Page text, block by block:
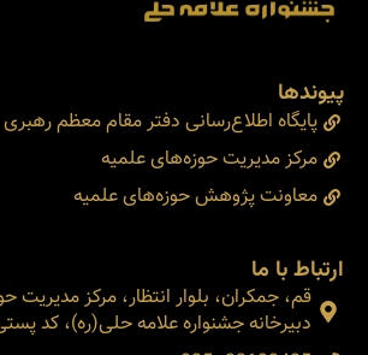
پیوندها
پایگاه اطلاع‌رسانی دفتر مقام معظم رهبری
مرکز مدیریت حوزه‌های علمیه
معاونت پژوهش حوزه‌های علمیه
ارتباط با ما
قم، جمکران، بلوار انتظار، مرکز مدیریت
دبیرخانه جشنواره علامه حلی(ره)، کد پستی: